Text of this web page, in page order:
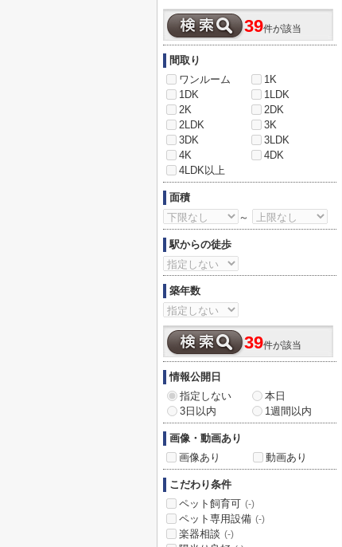
39件が該当
間取り
ワンルーム
1K
1DK
1LDK
2K
2DK
2LDK
3K
3DK
3LDK
4K
4DK
4LDK以上
面積
～
駅からの徒歩
築年数
39件が該当
情報公開日
指定しない
本日
3日以内
1週間以内
画像・動画あり
画像あり
動画あり
こだわり条件
ペット飼育可 (-)
ペット専用設備 (-)
楽器相談 (-)